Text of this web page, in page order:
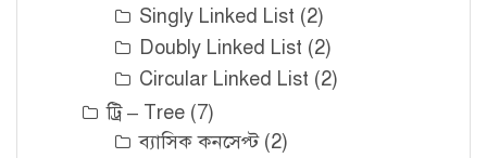
Singly Linked List (2)
Doubly Linked List (2)
Circular Linked List (2)
ট্রি – Tree (7)
ব্যাসিক কনসেপ্ট(2)